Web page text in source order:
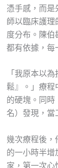
憑手感，而
師以臨床護
度分布。陳
都有依據，每
「我原本以
鬆』。」療
的硬塊。同
名）發現，當
幾次療程後
的一小時半
家，第一次